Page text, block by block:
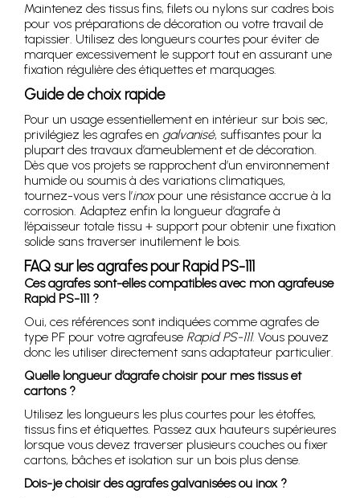
Maintenez des tissus fins, filets ou nylons sur cadres bois
pour vos préparations de décoration ou votre travail de
tapissier. Utilisez des longueurs courtes pour éviter de
marquer excessivement le support tout en assurant une
fixation régulière des étiquettes et marquages.
Guide de choix rapide
Pour un usage essentiellement en intérieur sur bois sec,
privilégiez les agrafes en galvanisé, suffisantes pour la
plupart des travaux d’ameublement et de décoration.
Dès que vos projets se rapprochent d’un environnement
humide ou soumis à des variations climatiques,
tournez-vous vers l’inoxpour une résistance accrue à la
corrosion. Adaptez enfin la longueur d’agrafe à
l’épaisseur totale tissu + support pour obtenir une fixation
solide sans traverser inutilement le bois.
FAQ sur les agrafes pour Rapid PS-111
Ces agrafes sont-elles compatibles avec mon agrafeuse
Rapid PS-111 ?
Oui, ces références sont indiquées comme agrafes de
type PF pour votre agrafeuse Rapid PS-111. Vous pouvez
donc les utiliser directement sans adaptateur particulier.
Quelle longueur d’agrafe choisir pour mes tissus et
cartons ?
Utilisez les longueurs les plus courtes pour les étoffes,
tissus fins et étiquettes. Passez aux hauteurs supérieures
lorsque vous devez traverser plusieurs couches ou fixer
cartons, bâches et isolation sur un bois plus dense.
Dois-je choisir des agrafes galvanisées ou inox ?